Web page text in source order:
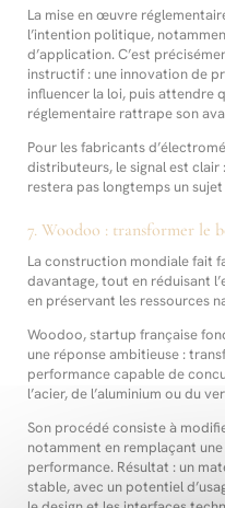
La mise en œuvre
l’intention politique,
d’application. C’est
instructif : une innovation de
influencer la loi, puis attendre
réglementaire rattrape son
Pour les fabricants
distributeurs, le signal est
restera pas longtemps un
7. Woodoo : transformer le
La construction mondiale fait
davantage, tout en réduisant
en préservant les ressources
Woodoo, startup française
une réponse ambitieuse :
performance capable de
l’acier, de l’aluminium ou du
Son procédé consiste à
notamment en remplaçant
performance. Résultat : un
stable, avec un potentiel